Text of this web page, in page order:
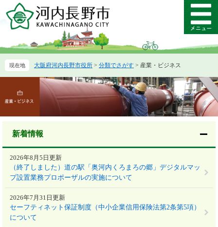
ー
先
す。
ニ
を
し
へ
メ
ニ
ー
大阪府河内長野市役所 > 分類でさがす > 産業・ビジネス
新着情報
（終了しました）道の駅「奥河内くろまろの郷」デジタルマッ
プ設置業務プロポーザルの実施について
2026年8月5日更新
セーフティネット保証制度（中小企業信用保険法第2条第5項）
について
2026年7月31日更新